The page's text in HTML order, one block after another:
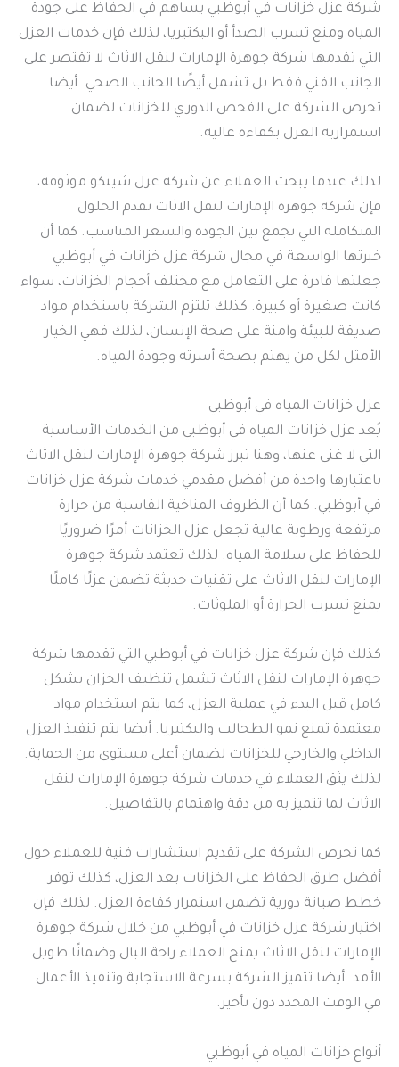
شركة عزل خزانات في أبوظبي يساهم في الحفاظ على جودة
المياه ومنع تسرب الصدأ أو البكتيريا، لذلك فإن خدمات العزل
التي تقدمها شركة جوهرة الإمارات لنقل الاثاث لا تقتصر على
الجانب الفني فقط بل تشمل أيضًا الجانب الصحي. أيضا
تحرص الشركة على الفحص الدوري للخزانات لضمان
استمرارية العزل بكفاءة عالية.
لذلك عندما يبحث العملاء عن شركة عزل شينكو موثوقة،
فإن شركة جوهرة الإمارات لنقل الاثاث تقدم الحلول
المتكاملة التي تجمع بين الجودة والسعر المناسب. كما أن
خبرتها الواسعة في مجال شركة عزل خزانات في أبوظبي
جعلتها قادرة على التعامل مع مختلف أحجام الخزانات، سواء
كانت صغيرة أو كبيرة. كذلك تلتزم الشركة باستخدام مواد
صديقة للبيئة وآمنة على صحة الإنسان، لذلك فهي الخيار
الأمثل لكل من يهتم بصحة أسرته وجودة المياه.
عزل خزانات المياه في أبوظبي
يُعد عزل خزانات المياه في أبوظبي من الخدمات الأساسية
التي لا غنى عنها، وهنا تبرز شركة جوهرة الإمارات لنقل الاثاث
باعتبارها واحدة من أفضل مقدمي خدمات شركة عزل خزانات
في أبوظبي. كما أن الظروف المناخية القاسية من حرارة
مرتفعة ورطوبة عالية تجعل عزل الخزانات أمرًا ضروريًا
للحفاظ على سلامة المياه. لذلك تعتمد شركة جوهرة
الإمارات لنقل الاثاث على تقنيات حديثة تضمن عزلًا كاملًا
يمنع تسرب الحرارة أو الملوثات.
كذلك فإن شركة عزل خزانات في أبوظبي التي تقدمها شركة
جوهرة الإمارات لنقل الاثاث تشمل تنظيف الخزان بشكل
كامل قبل البدء في عملية العزل، كما يتم استخدام مواد
معتمدة تمنع نمو الطحالب والبكتيريا. أيضا يتم تنفيذ العزل
الداخلي والخارجي للخزانات لضمان أعلى مستوى من الحماية.
لذلك يثق العملاء في خدمات شركة جوهرة الإمارات لنقل
الاثاث لما تتميز به من دقة واهتمام بالتفاصيل.
كما تحرص الشركة على تقديم استشارات فنية للعملاء حول
أفضل طرق الحفاظ على الخزانات بعد العزل، كذلك توفر
خطط صيانة دورية تضمن استمرار كفاءة العزل. لذلك فإن
اختيار شركة عزل خزانات في أبوظبي من خلال شركة جوهرة
الإمارات لنقل الاثاث يمنح العملاء راحة البال وضمانًا طويل
الأمد. أيضا تتميز الشركة بسرعة الاستجابة وتنفيذ الأعمال
في الوقت المحدد دون تأخير.
أنواع خزانات المياه في أبوظبي